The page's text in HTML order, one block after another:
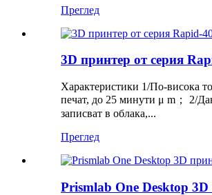
Преглед
3D принтер от серия
Характеристики 1/По-висока
печат, до 25 минути μ m； 2/
записват в облака,...
Преглед
Prismlab One Desktop 3D